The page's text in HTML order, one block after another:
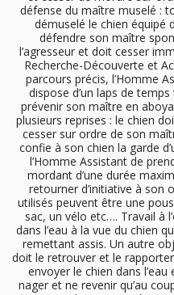
défense du maître muselé :
démuselé le chien équipé
défendre son maître
l’agresseur et doit cesser
Recherche-Découverte et
parcours précis, l’Homme
dispose d’un laps de
prévenir son maître en
plusieurs reprises : le chien
cesser sur ordre de son
confie à son chien la garde
l’Homme Assistant de
mordant d’une durée
retourner d’initiative à son
utilisés peuvent être une
sac, un vélo etc…. Travail à
dans l’eau à la vue du chien
remettant assis. Un autre
doit le retrouver et le
envoyer le chien dans
nager et ne revenir qu’au